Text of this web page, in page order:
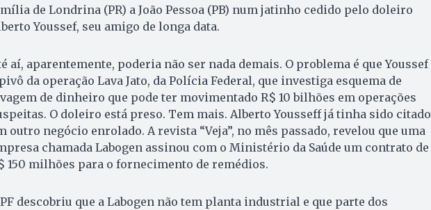
de Londrina (PR) a João Pessoa (PB) num jatinho cedido pelo doleiro
Youssef, seu amigo de longa data.
aí, aparentemente, poderia não ser nada demais. O problema é que Youssef
da operação Lava Jato, da Polícia Federal, que investiga esquema de
de dinheiro que pode ter movimentado R$ 10 bilhões em operações
O doleiro está preso. Tem mais. Alberto Yousseff já tinha sido citado
outro negócio enrolado. A revista “Veja”, no mês passado, revelou que uma
chamada Labogen assinou com o Ministério da Saúde um contrato de
150 milhões para o fornecimento de remédios.
descobriu que a Labogen não tem planta industrial e que parte dos